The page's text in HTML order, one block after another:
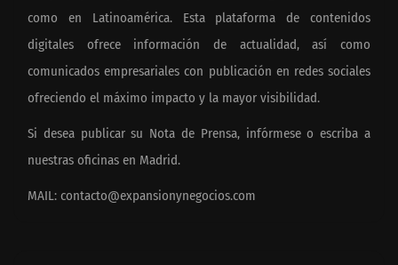
como en Latinoamérica. Esta plataforma de contenidos
digitales ofrece información de actualidad, así como
comunicados empresariales con publicación en redes sociales
ofreciendo el máximo impacto y la mayor visibilidad.
Si desea publicar su Nota de Prensa, infórmese o escriba a
nuestras oficinas en Madrid.
MAIL: contacto@expansionynegocios.com